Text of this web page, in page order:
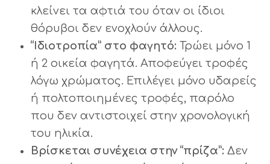
κλείνει τα αφτιά του όταν οι ίδιοι
θόρυβοι δεν ενοχλούν άλλους.
“Ιδιοτροπία” στο φαγητό: Τρώει μόνο 1
ή 2 οικεία φαγητά. Αποφεύγει τροφές
λόγω χρώματος. Επιλέγει μόνο υδαρείς
ή πολτοποιημένες τροφές, παρόλο
που δεν αντιστοιχεί στην χρονολογική
του ηλικία.
Βρίσκεται συνέχεια στην “πρίζα”: Δεν